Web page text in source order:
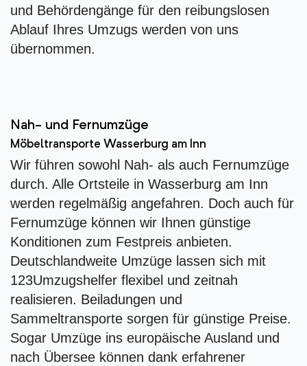
und Behördengänge für den reibungslosen
Ablauf Ihres Umzugs werden von uns
übernommen.
Nah- und Fernumzüge
Möbeltransporte Wasserburg am Inn
Wir führen sowohl Nah- als auch Fernumzüge
durch. Alle Ortsteile in Wasserburg am Inn
werden regelmäßig angefahren. Doch auch für
Fernumzüge können wir Ihnen günstige
Konditionen zum Festpreis anbieten.
Deutschlandweite Umzüge lassen sich mit
123Umzugshelfer flexibel und zeitnah
realisieren. Beiladungen und
Sammeltransporte sorgen für günstige Preise.
Sogar Umzüge ins europäische Ausland und
nach Übersee können dank erfahrener